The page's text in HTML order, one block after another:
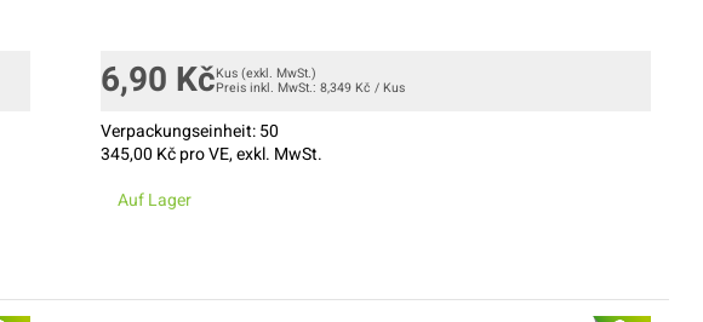
6,90 KčKus (exkl. MwSt.)
Preis inkl. MwSt.: 8,349 Kč / Kus
Verpackungseinheit:50
345,00 Kč pro VE, exkl. MwSt.
Auf Lager